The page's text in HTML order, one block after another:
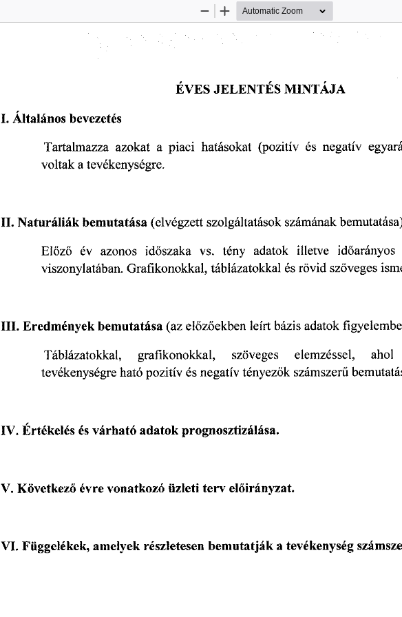
Zoom
Zoom
EVES
  JELENTES
  MINTAJA
I.   Általános
  bevezetés
Tartalmazza
   azokat
   a
  piaci
  hatásokat
   (pozitív
  és
  negatív
voltak
  a  tevékenységre.
II. Naturáliák
  bemutatása
  (elvégzett
  szolgáltatások
  számának
Előző
   év
   azonos
   időszaka
   vs.
   tény
   adatok
   illetve
   időarányos
viszonylatában.
  Grafikonokkal,
táblázatokkal
  és
rövid szöveges
III. Eredmények
  bemutatása
  (az
előzőekben
  leírt
bázis
  adatok
  figyelembe
Táblázatokkal,
      grafikonokkal,
     szöveges
     elemzéssel,
     ahol
tevékenységre
  ható
pozitív
  és
negatív
  tényezők
  számszerű
IV. Értékelés
  és
várható adatok
  prognosztizálása.
V.    Következő
  évre
vonatkozó
  üzleti
  terv
  előirányzat.
VI. Függelékek,
  amelyek
  részletesen
  bemutatják
  a tevékenység